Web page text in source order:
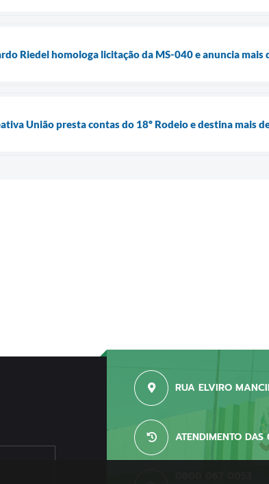
Riedel homologa licitação da MS-040 e anuncia
União presta contas do 18º Rodeio e destina mais
RUA ELVIRO
ATENDIMENTO